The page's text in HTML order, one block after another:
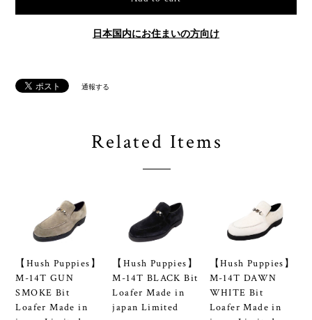
日本国内にお住まいの方向け
通報する
Related Items
【Hush Puppies】
M-14T GUN
SMOKE Bit
Loafer Made in
【Hush Puppies】
M-14T BLACK Bit
Loafer Made in
japan Limited
【Hush Puppies】
M-14T DAWN
WHITE Bit
Loafer Made in